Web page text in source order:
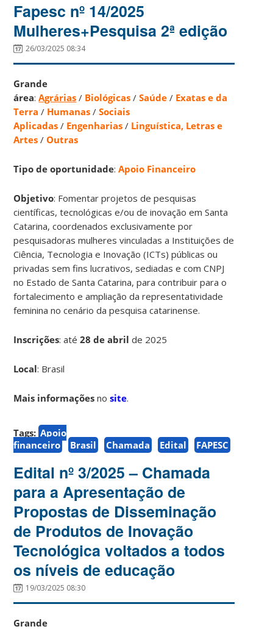
Fapesc nº 14/2025
Mulheres+Pesquisa 2ª edição
26/03/2025 08:34
Grande
área:Agrárias / Biológicas /Saúde / Exatas e da
Terra / Humanas /Sociais
Aplicadas / Engenharias / Linguística, Letras e
Artes /Outras
Tipo de oportunidade:Apoio Financeiro
Objetivo: Fomentar projetos de pesquisas
científicas, tecnológicas e/ou de inovação em Santa
Catarina, coordenados exclusivamente por
pesquisadoras mulheres vinculadas a Instituições de
Ciência, Tecnologia e Inovação (ICTs) públicas ou
privadas sem fins lucrativos, sediadas e com CNPJ
no Estado de Santa Catarina, para contribuir para o
fortalecimento e ampliação da representatividade
feminina no cenário da pesquisa catarinense.
Inscrições: até28 de abrilde 2025
Local: Brasil
Mais informações nosite.
Tags: Apoio
financeiro
Brasil Chamada Edital FAPESC
Edital nº 3/2025 – Chamada
para a Apresentação de
Propostas de Disseminação
de Produtos de Inovação
Tecnológica voltados a todos
os níveis de educação
19/03/2025 08:30
Grande